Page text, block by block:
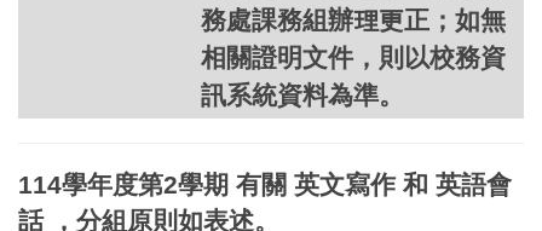
務處課務組辦理更正；如無
相關證明文件，則以校務資
訊系統資料為準。
114學年度第2學期 有關 英文寫作 和 英語會
話 ，分組原則如表述。